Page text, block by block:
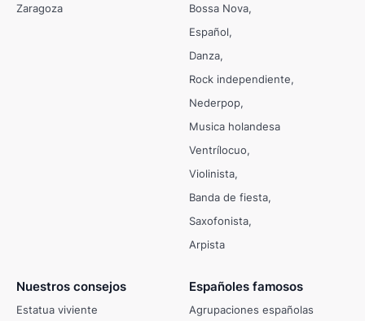
Zaragoza
Bossa Nova
Español
Danza
Rock independiente
Nederpop
Musica holandesa
Ventrílocuo
Violinista
Banda de fiesta
Saxofonista
Arpista
Nuestros consejos
Estatua viviente
Españoles famosos
Agrupaciones españolas